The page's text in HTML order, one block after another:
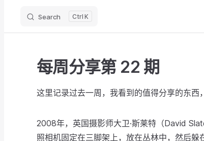
Search K
每周分享第 22 期
这里记录过去一周，我看到的值得分享的东西
2008年，英国摄影师大卫·斯莱特（David
照相机固定在三脚架上，放在丛林中，然后